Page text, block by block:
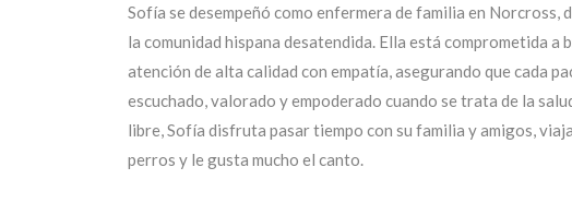
Sofía se desempeñó como enfermera de familia en Norcross,
la comunidad hispana desatendida. Ella está comprometida a
atención de alta calidad con empatía, asegurando que cada
escuchado, valorado y empoderado cuando se trata de la
libre, Sofía disfruta pasar tiempo con su familia y amigos,
perros y le gusta mucho el canto.